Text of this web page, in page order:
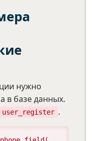
нужно
в базе данных.
user_register .